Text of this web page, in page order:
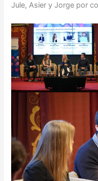
Jule, Asier y Jorge por